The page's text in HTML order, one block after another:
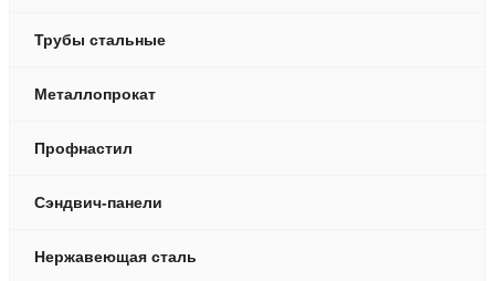
Трубы стальные
Металлопрокат
Профнастил
Сэндвич-панели
Нержавеющая сталь